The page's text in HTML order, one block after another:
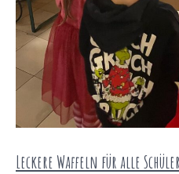
Leckere Waffeln für alle